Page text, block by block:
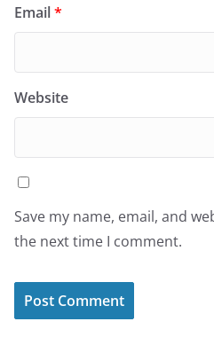
Email*
Website
Save my name, email, and
the next time I comment.